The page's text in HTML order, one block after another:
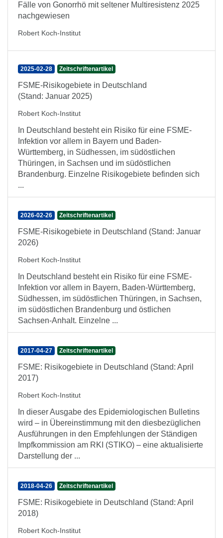
Fälle von Gonorrhö mit seltener Multiresistenz 2025
nachgewiesen
Robert Koch-Institut
2025-02-28 Zeitschriftenartikel
FSME-Risikogebiete in Deutschland
(Stand: Januar 2025)
Robert Koch-Institut
In Deutschland besteht ein Risiko für eine FSME-
Infektion vor allem in Bayern und Baden-
Württemberg, in Südhessen, im südöstlichen
Thüringen, in Sachsen und im südöstlichen
Brandenburg. Einzelne Risikogebiete befinden sich
...
2026-02-26 Zeitschriftenartikel
FSME-Risikogebiete in Deutschland (Stand: Januar
2026)
Robert Koch-Institut
In Deutschland besteht ein Risiko für eine FSME-
Infektion vor allem in Bayern, Baden-Württemberg,
Südhessen, im südöstlichen Thüringen, in Sachsen,
im südöstlichen Brandenburg und östlichen
Sachsen-Anhalt. Einzelne ...
2017-04-27 Zeitschriftenartikel
FSME: Risikogebiete in Deutschland (Stand: April
2017)
Robert Koch-Institut
In dieser Ausgabe des Epidemiologischen Bulletins
wird – in Übereinstimmung mit den diesbezüglichen
Ausführungen in den Empfehlungen der Ständigen
Impfkommission am RKI (STIKO) – eine aktualisierte
Darstellung der ...
2018-04-26 Zeitschriftenartikel
FSME: Risikogebiete in Deutschland (Stand: April
2018)
Robert Koch-Institut